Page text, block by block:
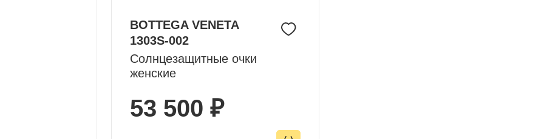
BOTTEGA VENETA
1303S-002
Солнцезащитные очки
женские
53 500 ₽